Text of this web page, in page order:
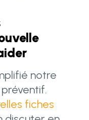
notre
fiches